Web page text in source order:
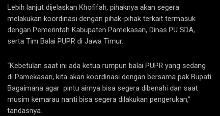
Lebih lanjut dijelaskan Khofifah, pihaknya akan segera
melakukan koordinasi dengan pihak-pihak terkait termasuk
dengan Pemerintah Kabupaten Pamekasan, Dinas PU SDA,
serta Tim Balai PUPR di Jawa Timur.
“Kebetulan saat ini ada ketua rumpun balai PUPR yang sedang
di Pamekasan, kita akan koordinasi dengan bersama pak Bupati.
Bagaimana agar pintu airnya bisa segera dibenahi dan saat
musim kemarau nanti bisa segera dilakukan pengerukan,”
tandasnya.